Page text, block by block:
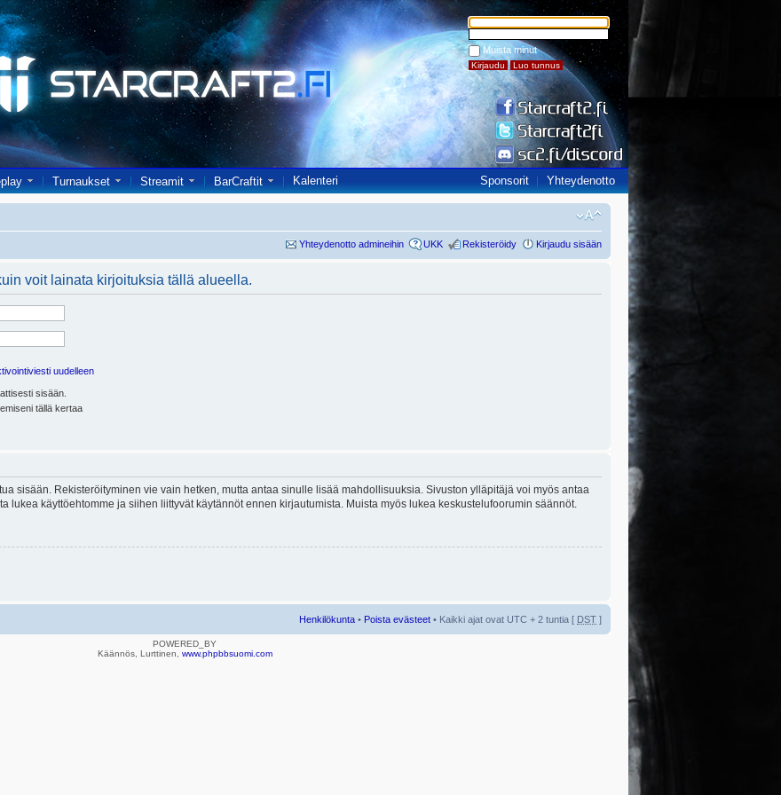
Muista minut
Turnaukset Streamit BarCraftit Kalenteri Sponsorit Yhteydenotto
Yhteydenotto admineihin UKK Rekisteröidy Kirjaudu sisään
voit lainata kirjoituksia tällä alueella.
uudelleen
sisään.
tällä kertaa
sisään. Rekisteröityminen vie vain hetken, mutta antaa sinulle lisää mahdollisuuksia. Sivuston ylläpitäjä voi myös antaa
lukea käyttöehtomme ja siihen liittyvät käytännöt ennen kirjautumista. Muista myös lukea keskustelufoorumin säännöt.
Henkilökunta • Poista evästeet • Kaikki ajat ovat UTC + 2 tuntia [ DST ]
POWERED_BY
Käännös, Lurttinen, www.phpbbsuomi.com